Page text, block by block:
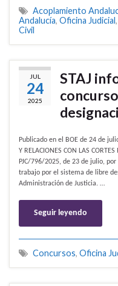
Acoplamiento
Andalucía, Oficina Judicial ,
Civil
JUL
24
2025
STAJ
Publicado en el BOE de 24 de
Y RELACIONES CON LAS
PJC/796/2025, de 23 de julio,
trabajo por el sistema de libre
Administración de Justicia. …
Seguir leyendo
Concursos, Oficina